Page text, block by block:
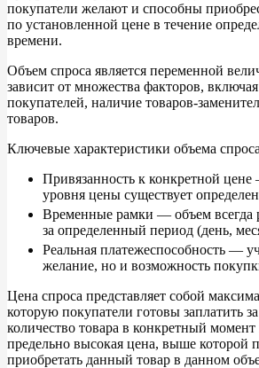
покупатели желают и способны
по установленной цене в течение
времени.
Объем спроса является переменной
зависит от множества факторов,
покупателей, наличие товаров-
товаров.
Ключевые характеристики объема
Привязанность к конкретной цене
уровня цены существует
Временные рамки — объем всегда
за определенный период (день,
Реальная платежеспособность —
желание, но и возможность
Цена спроса представляет собой
которую покупатели готовы заплатить за
количество товара в конкретный
предельно высокая цена, выше которой
приобретать данный товар в данном